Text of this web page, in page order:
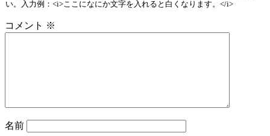
い。入力例：<i>ここになにか文字を入れると白くなります。</i>
コメント ※
名前